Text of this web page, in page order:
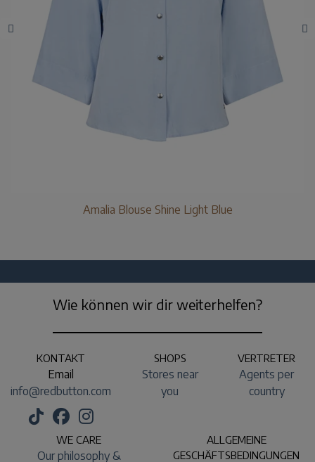
Amalia Blouse Shine Light Blue
Wie können wir dir weiterhelfen?
KONTAKT
Email
info@redbutton.com
SHOPS
Stores near
you
VERTRETER
Agents per
country
WE CARE
Our philosophy &
ALLGEMEINE
GESCHÄFTSBEDINGUNGEN